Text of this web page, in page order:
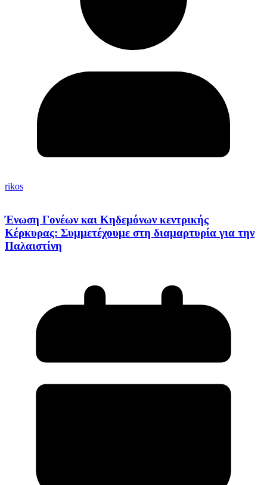
rikos
Ένωση Γονέων και Κηδεμόνων κεντρικής
Κέρκυρας: Συμμετέχουμε στη διαμαρτυρία για την
Παλαιστίνη